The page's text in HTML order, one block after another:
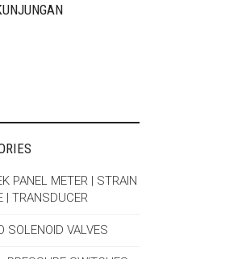
PANEL METER | STRAIN
| TRANSDUCER
SOLENOID VALVES